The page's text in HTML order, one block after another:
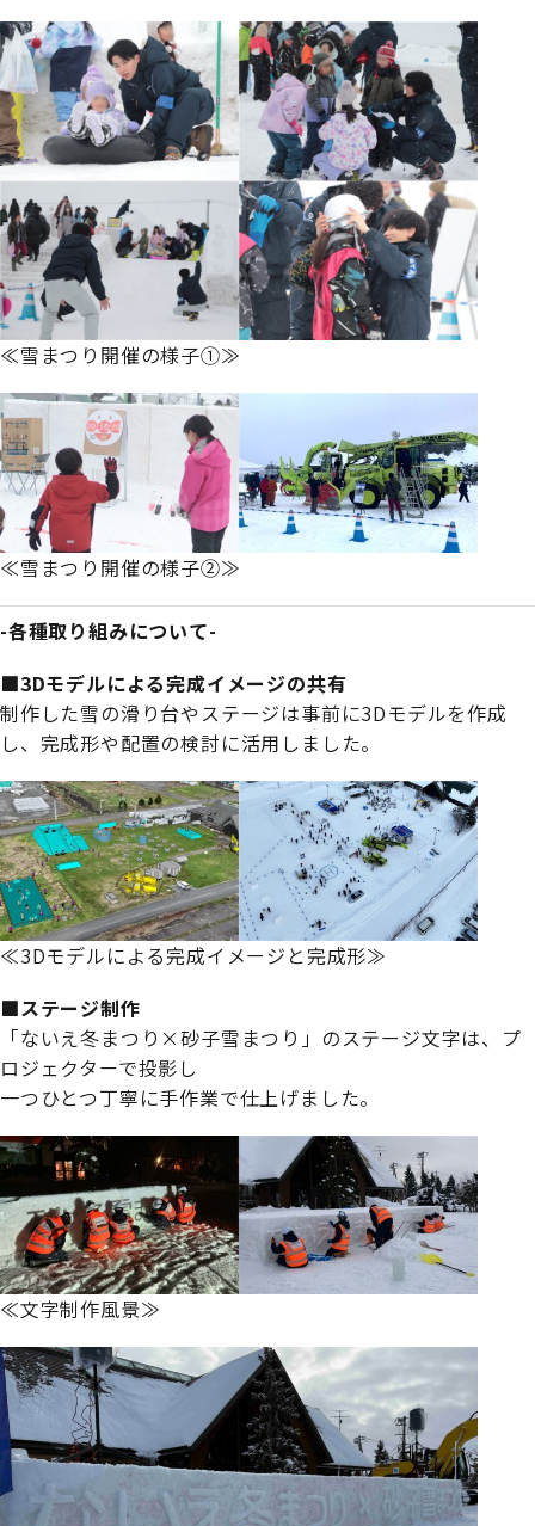
≪雪まつり開催の様子➀≫
≪雪まつり開催の様子➁≫
-各種取り組みについて-
■3Dモデルによる完成イメージの共有
制作した雪の滑り台やステージは事前に3Dモデルを作成
し、完成形や配置の検討に活用しました。
≪3Dモデルによる完成イメージと完成形≫
■ステージ制作
「ないえ冬まつり×砂子雪まつり」のステージ文字は、プ
ロジェクターで投影し
一つひとつ丁寧に手作業で仕上げました。
≪文字制作風景≫